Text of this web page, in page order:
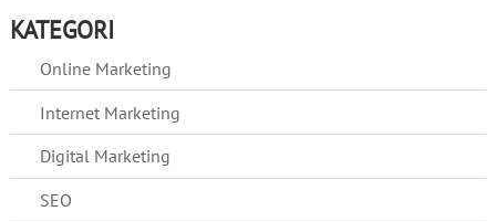
KATEGORI
Online Marketing
Internet Marketing
Digital Marketing
SEO